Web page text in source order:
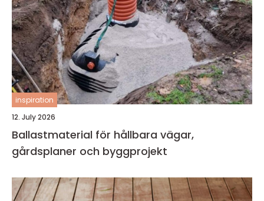
inspiration
12. July 2026
Ballastmaterial för hållbara vägar,
gårdsplaner och byggprojekt